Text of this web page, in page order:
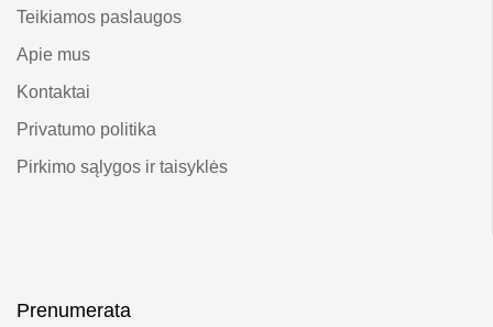
Teikiamos paslaugos
Apie mus
Kontaktai
Privatumo politika
Pirkimo sąlygos ir taisyklės
Prenumerata